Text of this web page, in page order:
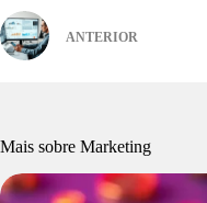
ANTERIOR
Mais sobre Marketing